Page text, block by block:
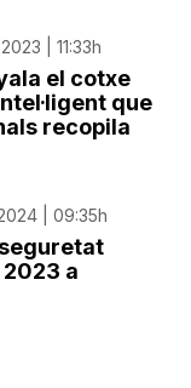
| 11:33h
el cotxe
que
recopila
| 09:35h
a